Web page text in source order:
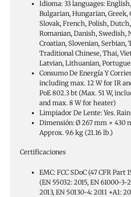
Idioma:33 languages:
Bulgarian, Hungarian, Greek,
Slovak, French, Polish,
Romanian, Danish, Swedish,
Croatian, Slovenian, Serbian,
Traditional Chinese, Thai,
Latvian, Lithuanian,
Consumo De Energía Y
including max. 12 W for IR
PoE 802.3 bt (Max. 51 W,
and max. 8 W for heater)
Limpiador De Lente:Yes.
Dimensión:Ø 267 mm × 430
Approx. 9.6 kg (21.16 lb.)
Certificaciones
EMC:FCC SDoC (47 CFR Part
(EN 55032: 2015, EN 61000-3-
2013, EN 50130-4: 2011 +A1: